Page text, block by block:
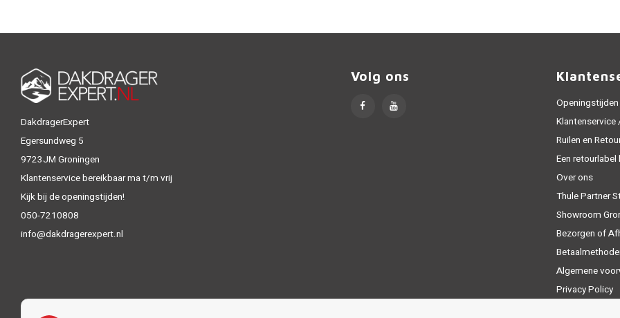
DakdragerExpert
Egersundweg 5
9723JM Groningen
Klantenservice bereikbaar ma t/m vrij
Kijk bij de openingstijden!
050-7210808
info@dakdragerexpert.nl
Volg ons
Openingstijden
Klantenservice
Ruilen en
Een retourlabel
Over ons
Thule Partner
Showroom
Bezorgen of
Algemene
Privacy Policy